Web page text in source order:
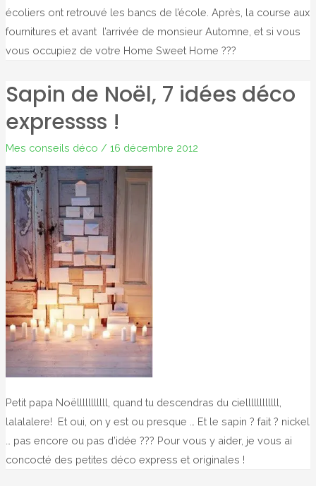
écoliers ont retrouvé les bancs de l’école. Après, la course aux
fournitures et avant l’arrivée de monsieur Automne, et si vous
vous occupiez de votre Home Sweet Home ???
Sapin de Noël, 7 idées déco
expressss !
Mes conseils déco / 16 décembre 2012
Petit papa Noëlllllllllll, quand tu descendras du ciellllllllllll,
lalalalere! Et oui, on y est ou presque … Et le sapin ? fait ? nickel
… pas encore ou pas d’idée ??? Pour vous y aider, je vous ai
concocté des petites déco express et originales !